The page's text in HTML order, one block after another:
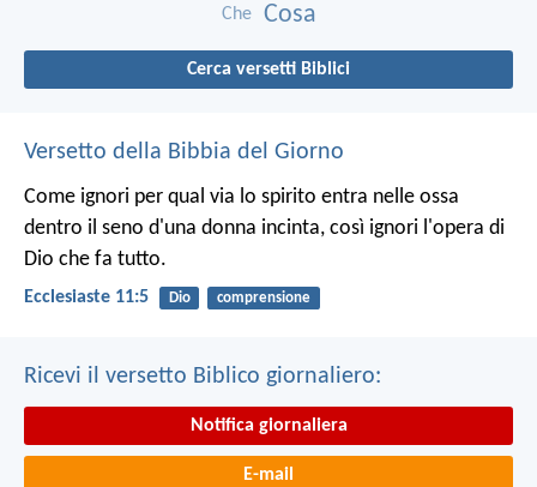
Che Cosa
Cerca versetti Biblici
Versetto della Bibbia del Giorno
Come ignori per qual via lo spirito entra nelle ossa
dentro il seno d'una donna incinta, così ignori l'opera di
Dio che fa tutto.
Ecclesiaste 11:5 Dio comprensione
Ricevi il versetto Biblico giornaliero:
Notifica giornaliera
E-mail